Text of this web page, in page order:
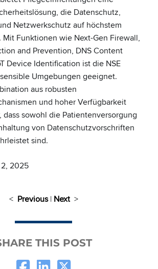
die Datenschutz,
Netzwerkschutz auf höchstem
Mit Funktionen wie Next-Gen Firewall,
and Prevention, DNS Content
Device Identification ist die NSE
Umgebungen geeignet.
aus robusten
und hoher Verfügbarkeit
dass sowohl die Patientenversorgung
von Datenschutzvorschriften
sind.
2025
< Previous| Next>
THIS POST